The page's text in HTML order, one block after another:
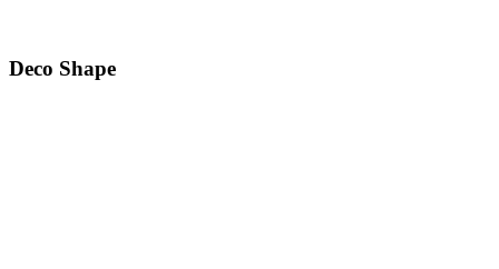
Deco Shape